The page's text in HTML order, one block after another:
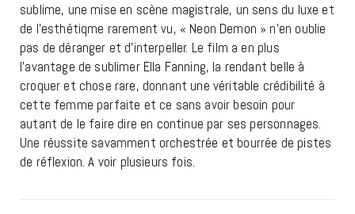
sublime, une mise en scène magistrale, un sens du luxe et
de l’esthétiqme rarement vu, « Neon Demon » n’en oublie
pas de déranger et d’interpeller. Le film a en plus
l’avantage de sublimer Ella Fanning, la rendant belle à
croquer et chose rare, donnant une véritable crédibilité à
cette femme parfaite et ce sans avoir besoin pour
autant de le faire dire en continue par ses personnages.
Une réussite savamment orchestrée et bourrée de pistes
de réflexion. A voir plusieurs fois.